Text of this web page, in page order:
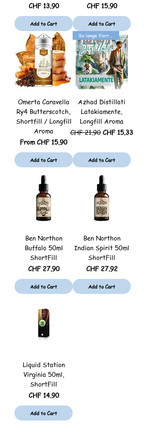
Price
CHF 13.90
Add to Cart
Price
CHF 15.90
Add to Cart
Omerta Caravella
Ry4 Butterscotch,
Shortfill / Longfill
Aroma
FromCHF 15.90
Sale Price
Add to Cart
So lange Vorrat..!
Azhad Distillati
Latakiamente,
Longfill Aroma
Regular Price
CHF 21.90 Sale Price
CHF 15.33
Add to Cart
Ben Northon
Buffalo 50ml
ShortFill
Price
CHF 27.90
Add to Cart
Ben Northon
Indian Spirit 50ml
ShortFill
Price
CHF 27.92
Add to Cart
Liquid Station
Virginia 50ml,
ShortFill
Price
CHF 14.90
Add to Cart